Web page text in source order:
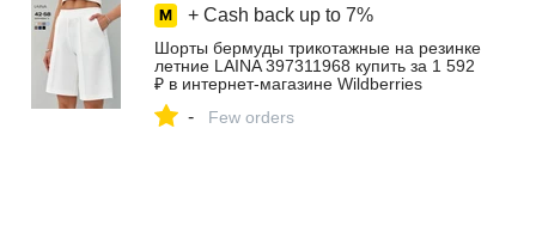
+ Cash back up to 7%
Шорты бермуды трикотажные на резинке
летние LAINA 397311968 купить за 1 592
₽ в интернет‑магазине Wildberries
- Few orders